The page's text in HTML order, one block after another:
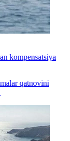
kompensatsiya
qatnovini